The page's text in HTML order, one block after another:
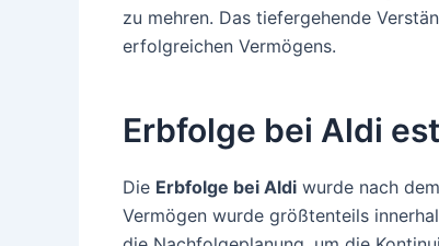
zu mehren. Das tiefergehende
erfolgreichen Vermögens.
Erbfolge bei Aldi
Die Erbfolge bei Aldi wurde nach
Vermögen wurde größtenteils